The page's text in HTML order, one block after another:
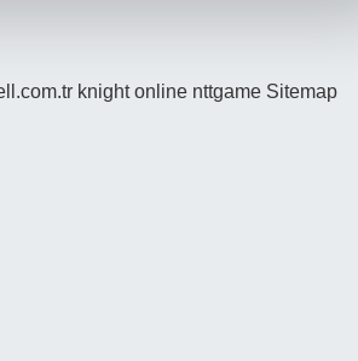
knight online nttgame Sitemap